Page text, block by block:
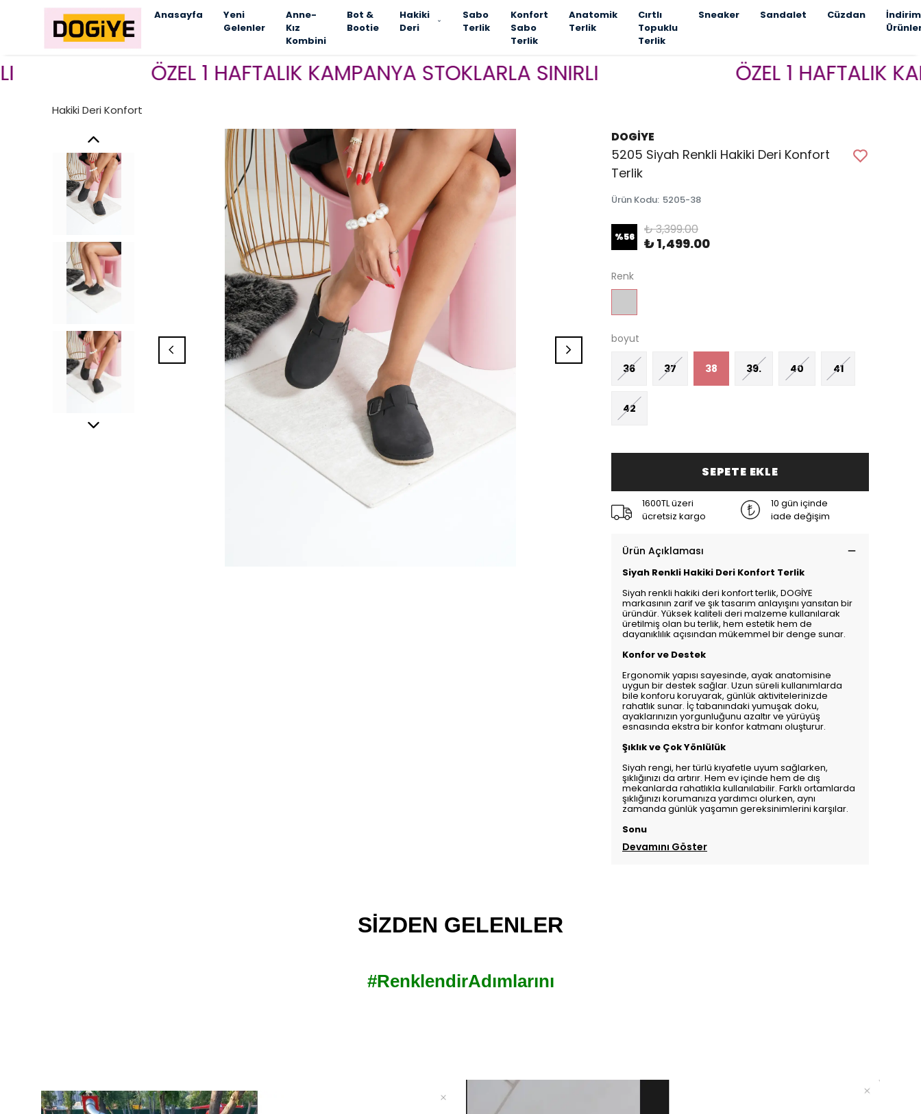
Anasayfa
Yeni
Gelenler
Anne-
Kız
Kombini
Bot &
Bootie
Hakiki
Deri
Sabo
Terlik
Konfort
Sabo
Terlik
Anatomik
Terlik
Cırtlı
Topuklu
Terlik
Sneaker Sandalet Cüzdan
ÖZEL 1 HAFTALIK KAMPANYA STOKLARLA SINIRLI ÖZEL 1 HAFTALIK
Hakiki Deri Konfort
DOGİYE
5205 Siyah Renkli Hakiki Deri Konfort
Terlik
Ürün Kodu: 5205-38
%56 ₺ 3,399.00
₺ 1,499.00
Renk
boyut
36 37 38 39. 40 41
42
SEPETE EKLE
1600TL üzeri
ücretsiz kargo
10 gün içinde
iade değişim
Ürün Açıklaması
Siyah Renkli Hakiki Deri Konfort Terlik
Siyah renkli hakiki deri konfort terlik, DOGİYE
markasının zarif ve şık tasarım anlayışını yansıtan bir
üründür. Yüksek kaliteli deri malzeme kullanılarak
üretilmiş olan bu terlik, hem estetik hem de
dayanıklılık açısından mükemmel bir denge sunar.
Konfor ve Destek
Ergonomik yapısı sayesinde, ayak anatomisine
uygun bir destek sağlar. Uzun süreli kullanımlarda
bile konforu koruyarak, günlük aktivitelerinizde
rahatlık sunar. İç tabanındaki yumuşak doku,
ayaklarınızın yorgunluğunu azaltır ve yürüyüş
esnasında ekstra bir konfor katmanı oluşturur.
Şıklık ve Çok Yönlülük
Siyah rengi, her türlü kıyafetle uyum sağlarken,
şıklığınızı da artırır. Hem ev içinde hem de dış
mekanlarda rahatlıkla kullanılabilir. Farklı ortamlarda
şıklığınızı korumanıza yardımcı olurken, aynı
zamanda günlük yaşamın gereksinimlerini karşılar.
Sonu
Devamını Göster
SİZDEN GELENLER
#RenklendirAdımlarını